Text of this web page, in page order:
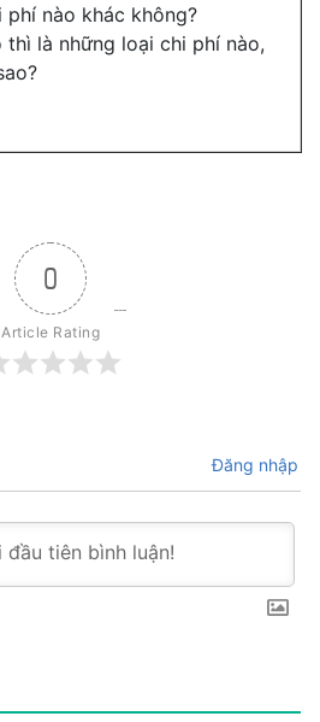
phí nào khác không?
thì là những loại chi phí nào,
0
Article Rating
Đăng nhập